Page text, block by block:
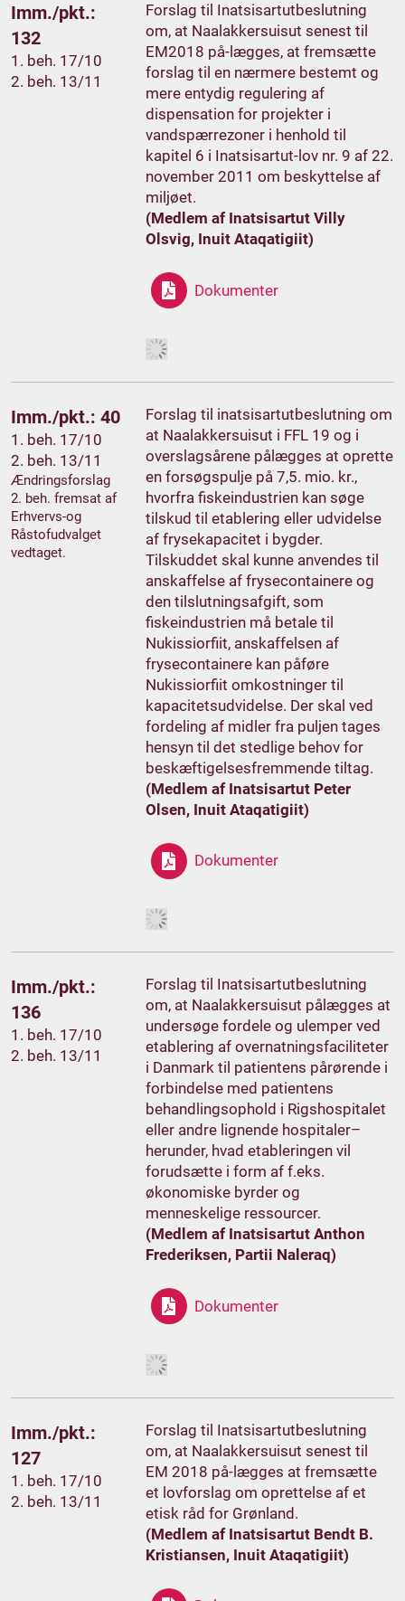
Imm./pkt.:
132
1. beh. 17/10
2. beh. 13/11
Forslag til Inatsisartutbeslutning
om, at Naalakkersuisut senest til
EM2018 på-lægges, at fremsætte
forslag til en nærmere bestemt og
mere entydig regulering af
dispensation for projekter i
vandspærrezoner i henhold til
kapitel 6 i Inatsisartut-lov nr. 9 af 22.
november 2011 om beskyttelse af
miljøet.
(Medlem af Inatsisartut Villy
Olsvig, Inuit Ataqatigiit)
Dokumenter
Imm./pkt.: 40
1. beh. 17/10
2. beh. 13/11
Ændringsforslag
2. beh. fremsat af
Erhvervs-og
Råstofudvalget
vedtaget.
Forslag til inatsisartutbeslutning om
at Naalakkersuisut i FFL 19 og i
overslagsårene pålægges at oprette
en forsøgspulje på 7,5. mio. kr.,
hvorfra fiskeindustrien kan søge
tilskud til etablering eller udvidelse
af frysekapacitet i bygder.
Tilskuddet skal kunne anvendes til
anskaffelse af frysecontainere og
den tilslutningsafgift, som
fiskeindustrien må betale til
Nukissiorfiit, anskaffelsen af
frysecontainere kan påføre
Nukissiorfiit omkostninger til
kapacitetsudvidelse. Der skal ved
fordeling af midler fra puljen tages
hensyn til det stedlige behov for
beskæftigelsesfremmende tiltag.
(Medlem af Inatsisartut Peter
Olsen, Inuit Ataqatigiit)
Dokumenter
Imm./pkt.:
136
1. beh. 17/10
2. beh. 13/11
Forslag til Inatsisartutbeslutning
om, at Naalakkersuisut pålægges at
undersøge fordele og ulemper ved
etablering af overnatningsfaciliteter
i Danmark til patientens pårørende i
forbindelse med patientens
behandlingsophold i Rigshospitalet
eller andre lignende hospitaler–
herunder, hvad etableringen vil
forudsætte i form af f.eks.
økonomiske byrder og
menneskelige ressourcer.
(Medlem af Inatsisartut Anthon
Frederiksen, Partii Naleraq)
Dokumenter
Imm./pkt.:
127
1. beh. 17/10
2. beh. 13/11
Forslag til Inatsisartutbeslutning
om, at Naalakkersuisut senest til
EM 2018 på-lægges at fremsætte
et lovforslag om oprettelse af et
etisk råd for Grønland.
(Medlem af Inatsisartut Bendt B.
Kristiansen, Inuit Ataqatigiit)